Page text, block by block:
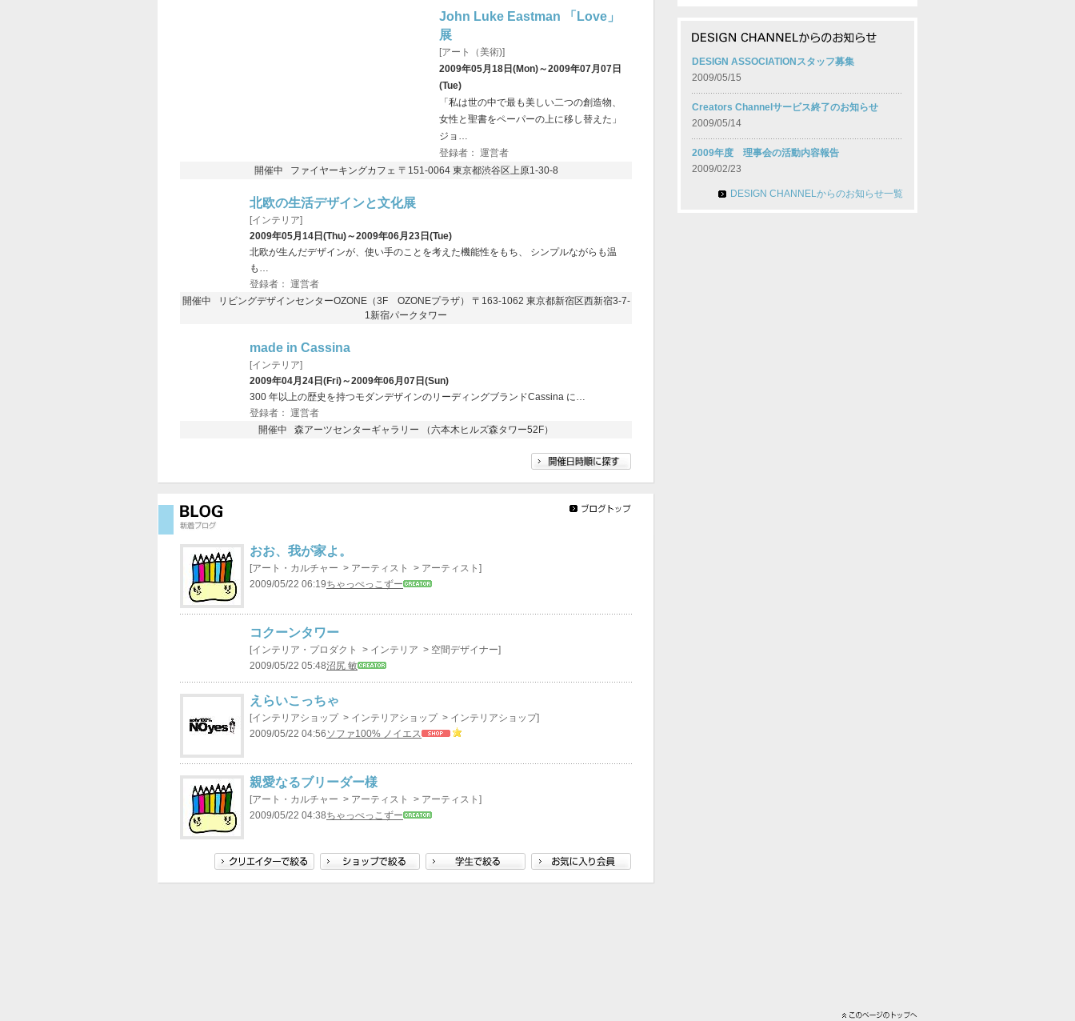
John Luke Eastman 「Love」
展
[アート（美術)]
2009年05月18日(Mon)～2009年07月07日
(Tue)
「私は世の中で最も美しい二つの創造物、
女性と聖書をペーパーの上に移し替えた」
ジョ…
登録者： 運営者
開催中 ファイヤーキングカフェ 〒151-0064 東京都渋谷区上原1-30-8
北欧の生活デザインと文化展
[インテリア]
2009年05月14日(Thu)～2009年06月23日(Tue)
北欧が生んだデザインが、使い手のことを考えた機能性をもち、 シンプルながらも温
も…
登録者： 運営者
開催中 リビングデザインセンターOZONE（3F OZONEプラザ） 〒163-1062 東京都新宿区西新宿3-7-
1新宿パークタワー
made in Cassina
[インテリア]
2009年04月24日(Fri)～2009年06月07日(Sun)
300 年以上の歴史を持つモダンデザインのリーディングブランドCassina に…
登録者： 運営者
開催中 森アーツセンターギャラリー （六本木ヒルズ森タワー52F）
おお、我が家よ。
[アート・カルチャー > アーティスト > アーティスト]
2009/05/22 06:19ちゃっぺっこずー
コクーンタワー
[インテリア・プロダクト > インテリア > 空間デザイナー]
2009/05/22 05:48沼尻 敏
えらいこっちゃ
[インテリアショップ > インテリアショップ > インテリアショップ]
2009/05/22 04:56ソファ100% ノイエス
親愛なるブリーダー様
[アート・カルチャー > アーティスト > アーティスト]
2009/05/22 04:38ちゃっぺっこずー
DESIGN ASSOCIATIONスタッフ募集
2009/05/15
Creators Channelサービス終了のお知らせ
2009/05/14
2009年度 理事会の活動内容報告
2009/02/23
DESIGN CHANNELからのお知らせ一覧